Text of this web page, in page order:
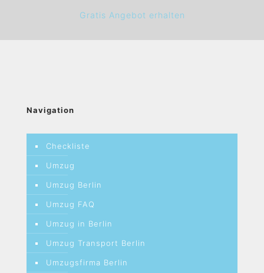
Gratis Angebot erhalten
Navigation
Checkliste
Umzug
Umzug Berlin
Umzug FAQ
Umzug in Berlin
Umzug Transport Berlin
Umzugsfirma Berlin